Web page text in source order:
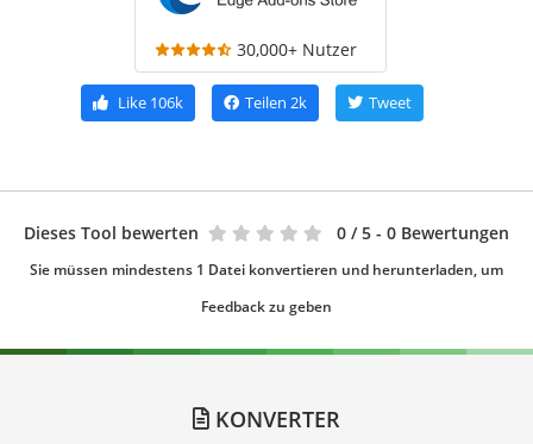
30,000+ Nutzer
Like 106k Teilen 2k Tweet
Dieses Tool bewerten 0 / 5 - 0 Bewertungen
Sie müssen mindestens 1 Datei konvertieren und herunterladen, um
Feedback zu geben
KONVERTER